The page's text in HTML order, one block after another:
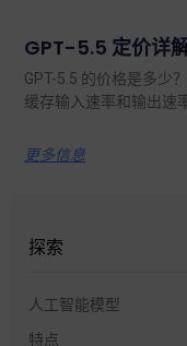
GPT-5.5 定价详
GPT-5.5 的价格是多少
缓存输入速率和输出速
更多信息
探索
人工智能模型
特点